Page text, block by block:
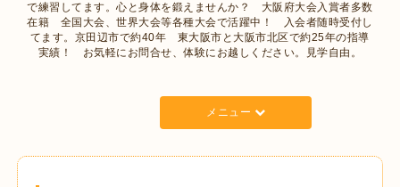
で練習してます。心と身体を鍛えませんか？ 大阪府大会入賞者多数
在籍 全国大会、世界大会等各種大会で活躍中！ 入会者随時受付し
てます。京田辺市で約40年 東大阪市と大阪市北区で約25年の指導
実績！ お気軽にお問合せ、体験にお越しください。見学自由。
メニュー